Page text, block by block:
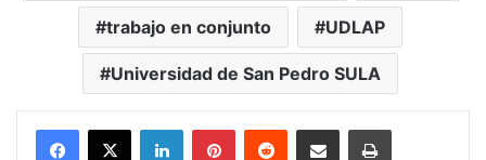
trabajo en conjunto UDLAP
Universidad de San Pedro SULA
LinkedInPinterestReddit Share via Email Print